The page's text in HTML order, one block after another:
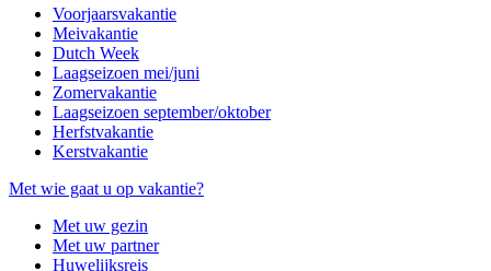
Voorjaarsvakantie
Meivakantie
Dutch Week
Laagseizoen mei/juni
Zomervakantie
Laagseizoen september/oktober
Herfstvakantie
Kerstvakantie
Met wie gaat u op vakantie?
Met uw gezin
Met uw partner
Huwelijksreis